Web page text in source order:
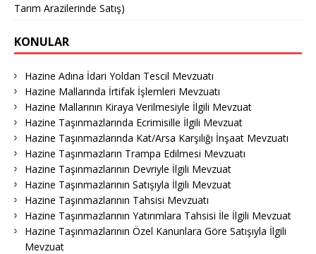
Tarım Arazilerinde Satış)
KONULAR
Hazine Adına İdari Yoldan Tescil Mevzuatı
Hazine Mallarında İrtifak İşlemleri Mevzuatı
Hazine Mallarının Kiraya Verilmesiyle İlgili Mevzuat
Hazine Taşınmazlarında Ecrimisille İlgili Mevzuat
Hazine Taşınmazlarında Kat/Arsa Karşılığı İnşaat Mevzuatı
Hazine Taşınmazların Trampa Edilmesi Mevzuatı
Hazine Taşınmazlarının Devriyle İlgili Mevzuat
Hazine Taşınmazlarının Satışıyla İlgili Mevzuat
Hazine Taşınmazlarının Tahsisi Mevzuatı
Hazine Taşınmazlarının Yatırımlara Tahsisi İle İlgili Mevzuat
Hazine Taşınmazlarının Özel Kanunlara Göre Satışıyla İlgili
Mevzuat